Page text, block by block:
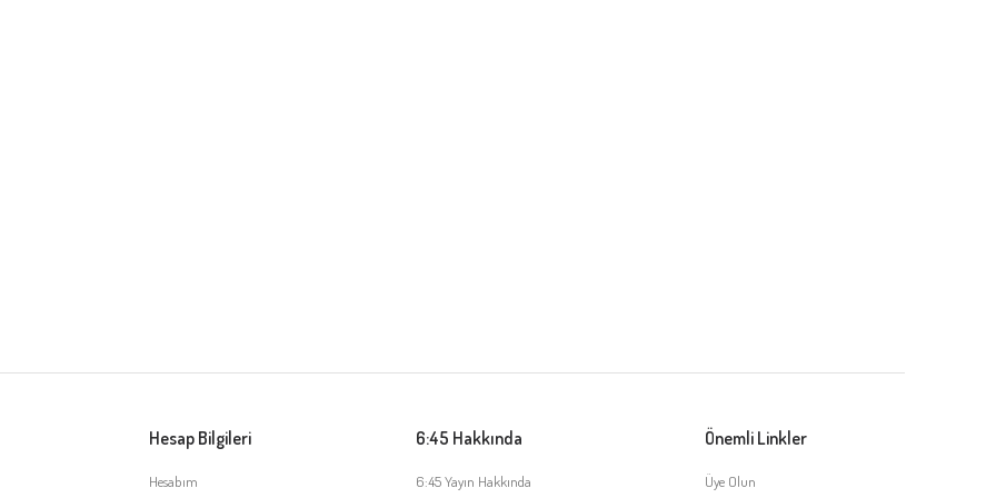
Hesap Bilgileri
Hesabım
6:45 Hakkında
6:45 Yayın Hakkında
Önemli Linkler
Üye Olun